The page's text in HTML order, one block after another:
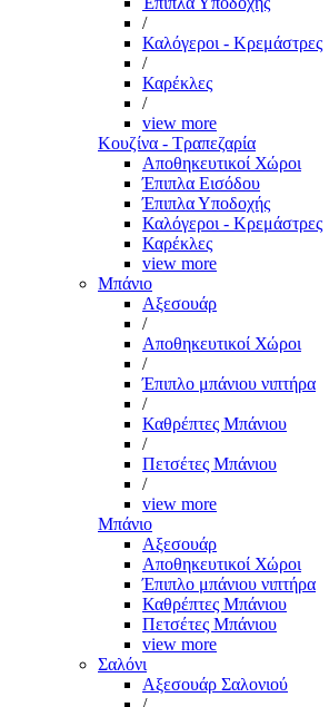
/
Καλόγεροι - Κρεμάστρες
/
Καρέκλες
/
view more
Κουζίνα - Τραπεζαρία
Αποθηκευτικοί Χώροι
Έπιπλα Εισόδου
Έπιπλα Υποδοχής
Καλόγεροι - Κρεμάστρες
Καρέκλες
view more
Μπάνιο
Αξεσουάρ
/
Αποθηκευτικοί Χώροι
/
Έπιπλο μπάνιου νιπτήρα
/
Καθρέπτες Μπάνιου
/
Πετσέτες Μπάνιου
/
view more
Μπάνιο
Αξεσουάρ
Αποθηκευτικοί Χώροι
Έπιπλο μπάνιου νιπτήρα
Καθρέπτες Μπάνιου
Πετσέτες Μπάνιου
view more
Σαλόνι
Αξεσουάρ Σαλονιού